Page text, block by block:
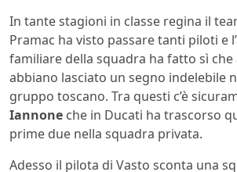
In tante stagioni in classe regina il
Pramac ha visto passare tanti piloti e
familiare della squadra ha fatto sì
abbiano lasciato un segno indelebile
gruppo toscano. Tra questi c’è
Iannone che in Ducati ha trascorso
prime due nella squadra privata.
Adesso il pilota di Vasto sconta una